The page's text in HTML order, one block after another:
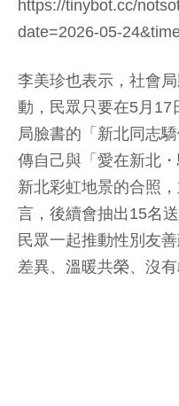
https://tinybot.cc/
date=2026-05-
李美珍也表示，社會
動，民眾只要在5月17
局臉書的「新北同志
傳自己與「愛在新北
新北彩虹地景的合照
言，後續會抽出15名
民眾一起推動性別友
差異、溫暖共榮、沒有